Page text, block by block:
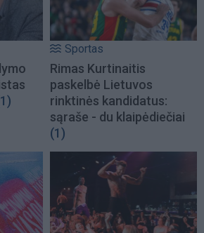
Sportas
Rimas Kurtinaitis
paskelbė Lietuvos
rinktinės kandidatus:
sąraše - du klaipėdiečiai
(1)